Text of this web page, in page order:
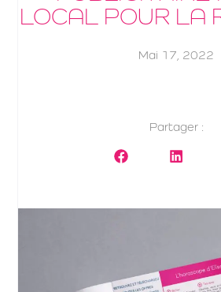
LOCAL POUR LA
Mai 17, 2022
Partager :